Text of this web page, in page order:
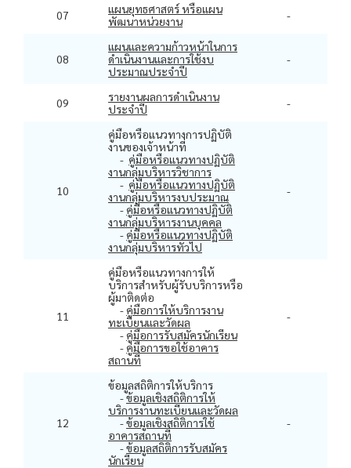
07
แผนยุทธศาสตร์ หรือแผน
พัฒนาหน่วยงาน
-
08
แผนและความก้าวหน้าในการ
ดำเนินงานและการใช้งบ
ประมาณประจำปี
-
09
รายงานผลการดำเนินงาน
ประจำปี
-
10
คู่มือหรือแนวทางการปฏิบัติ
งานของเจ้าหน้าที่
- คู่มือหรือแนวทางปฏิบัติ
งานกลุ่มบริหารวิชาการ
- คู่มือหรือแนวทางปฏิบัติ
งานกลุ่มบริหารงบประมาณ
- คู่มือหรือแนวทางปฏิบัติ
งานกลุ่มบริหารงานบุคคล
- คู่มือหรือแนวทางปฏิบัติ
งานกลุ่มบริหารทั่วไป
-
11
คู่มือหรือแนวทางการให้
บริการสำหรับผู้รับบริการหรือ
ผู้มาติดต่อ
- คู่มือการให้บริการงาน
ทะเบียนและวัดผล
- คู่มือการรับสมัครนักเรียน
- คู่มือการขอใช้อาคาร
สถานที่
-
12
ข้อมูลสถิติการให้บริการ
-ข้อมูลเชิงสถิติการให้
บริการงานทะเบียนและวัดผล
-ข้อมูลเชิงสถิติการใช้
อาคารสถานที่
-ข้อมูลสถิติการรับสมัคร
นักเรียน
-